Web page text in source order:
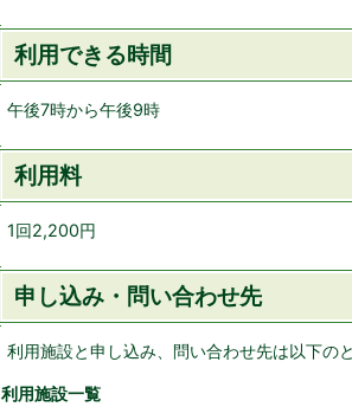
利用できる時間
午後7時から午後9時
利用料
1回2,200円
申し込み・問い合わせ先
利用施設と申し込み、問い合わせ先は以下の
利用施設一覧